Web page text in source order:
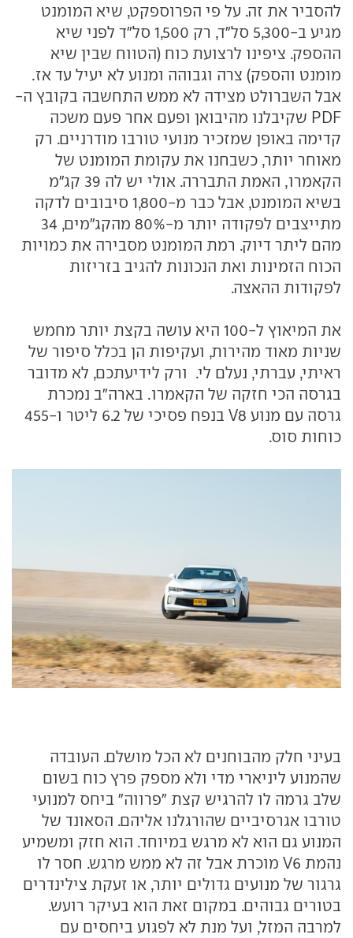
להסביר את זה. על פי הפרוספקט, שיא המומנט
מגיע ב-5,300 סל"ד, רק 1,500 סל"ד לפני שיא
ההספק. ציפינו לרצועת כוח (הטווח שבין שיא
מומנט והספק) צרה וגבוהה ומנוע לא יעיל עד אז.
אבל השברולט מצידה לא ממש התחשבה בקובץ ה-
PDF שקיבלנו מהיבואן ופעם אחר פעם משכה
קדימה באופן שמזכיר מנועי טורבו מודרניים. רק
מאוחר יותר, כשבחנו את עקומת המומנט של
הקאמרו, האמת התבררה. אולי יש לה 39 קג"מ
בשיא המומנט, אבל כבר מ-1,800 סיבובים לדקה
מתייצבים לפקודה יותר מ-80% מהקג"מים, 34
מהם ליתר דיוק. רמת המומנט מסבירה את כמויות
הכוח הזמינות ואת הנכונות להגיב בזריזות
לפקודות ההאצה.
את המיאוץ ל-100 היא עושה בקצת יותר מחמש
שניות מאוד מהירות, ועקיפות הן בכלל סיפור של
ראיתי, עברתי, נעלם לי. ורק לידיעתכם, לא מדובר
בגרסה הכי חזקה של הקאמרו. בארה"ב נמכרת
גרסה עם מנוע V8 בנפח פסיכי של 6.2 ליטר ו-455
כוחות סוס.
בעיני חלק מהבוחנים לא הכל מושלם. העובדה
שהמנוע ליניארי מדי ולא מספק פרץ כוח בשום
שלב גרמה לו להרגיש קצת "פרווה" ביחס למנועי
טורבו אגרסיביים שהורגלנו אליהם. הסאונד של
המנוע גם הוא לא מרגש במיוחד. הוא חזק ומשמיע
נהמת V6 מוכרת אבל זה לא ממש מרגש. חסר לו
גרגור של מנועים גדולים יותר, או זעקת צילינדרים
בטורים גבוהים. במקום זאת הוא בעיקר רועש.
למרבה המזל, ועל מנת לא לפגוע ביחסים עם